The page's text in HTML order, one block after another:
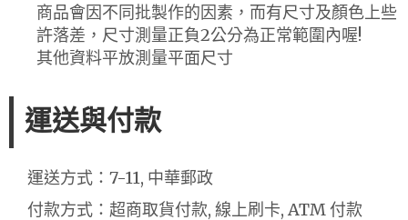
商品會因不同批製作的因素，而有尺寸及顏色上些
許落差，尺寸測量正負2公分為正常範圍內喔!
其他資料平放測量平面尺寸
運送與付款
運送方式：7-11, 中華郵政
付款方式：超商取貨付款, 線上刷卡, ATM 付款